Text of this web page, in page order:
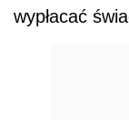
wypłacać